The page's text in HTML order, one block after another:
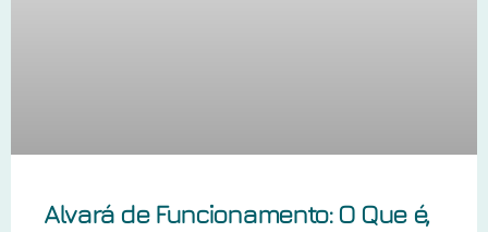
Alvará de Funcionamento: O Que é,